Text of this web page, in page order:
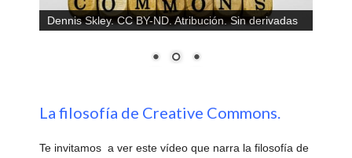
Dennis Skley. CC BY-ND. Atribución. Sin derivadas
La filosofía de Creative Commons.
Te invitamos a ver este vídeo que narra la filosofía de